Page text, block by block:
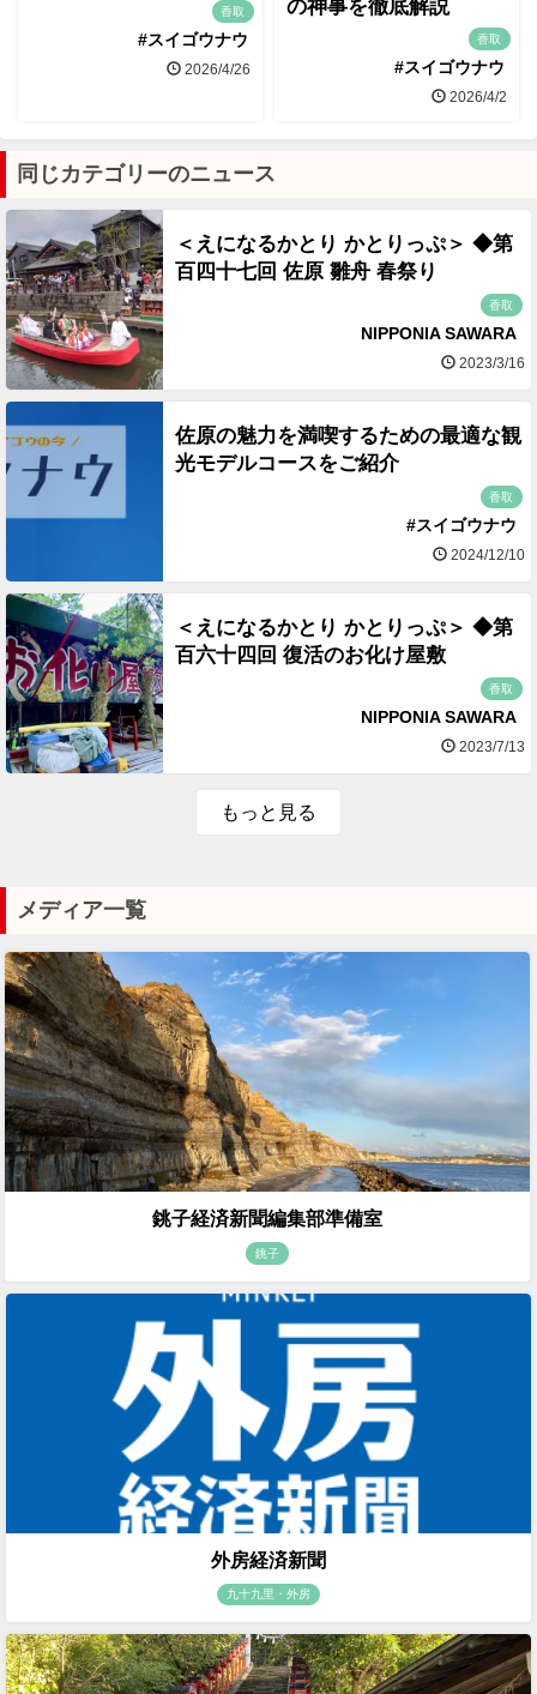
香取
#スイゴウナウ
2026/4/26
の神事を徹底解説
香取
#スイゴウナウ
2026/4/2
同じカテゴリーのニュース
＜えになるかとり かとりっぷ＞ ◆第
百四十七回 佐原 雛舟 春祭り
香取
NIPPONIA SAWARA
2023/3/16
佐原の魅力を満喫するための最適な観
光モデルコースをご紹介
香取
#スイゴウナウ
2024/12/10
＜えになるかとり かとりっぷ＞ ◆第
百六十四回 復活のお化け屋敷
香取
NIPPONIA SAWARA
2023/7/13
もっと見る
メディア一覧
銚子経済新聞編集部準備室
銚子
外房経済新聞
九十九里・外房